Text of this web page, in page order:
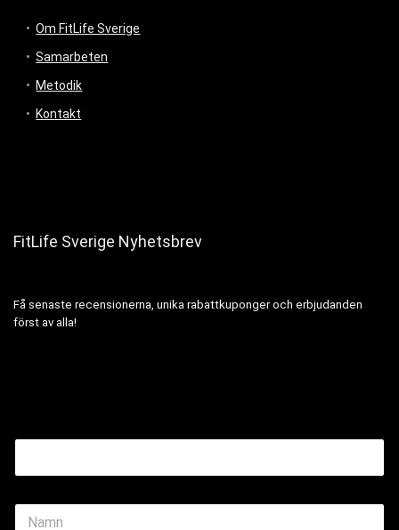
Om FitLife Sverige
Samarbeten
Metodik
Kontakt
FitLife Sverige Nyhetsbrev
Få senaste recensionerna, unika rabattkuponger och erbjudanden
först av alla!
N